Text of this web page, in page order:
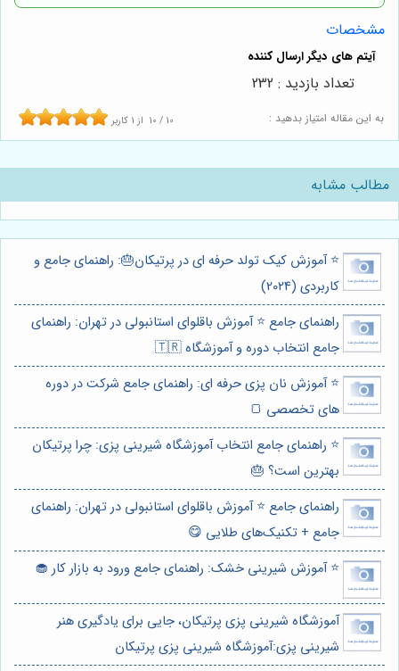
مشخصات
به این مقاله امتیاز بدهید : 10 / 10 از 1 کاربر
تعداد بازدید : 232
مطالب مشابه
⭐️ آموزش کیک تولد حرفه ای در پرتیکان🎂: راهنمای جامع و
کاربردی (2024)
راهنمای جامع ⭐️ آموزش باقلوای استانبولی در تهران: راهنمای
جامع انتخاب دوره و آموزشگاه 🇹🇷
⭐️ آموزش نان پزی حرفه ای: راهنمای جامع شرکت در دوره
های تخصصی 🍞
⭐️ راهنمای جامع انتخاب آموزشگاه شیرینی پزی: چرا پرتیکان
بهترین است؟ 🎂
راهنمای جامع ⭐️ آموزش باقلوای استانبولی در تهران: راهنمای
جامع + تکنیک‌های طلایی 😋
⭐️ آموزش شیرینی خشک: راهنمای جامع ورود به بازار کار 🧁
آموزشگاه شیرینی پزی پرتیکان، جایی برای یادگیری هنر
شیرینی پزی:آموزشگاه شیرینی پزی پرتیکان